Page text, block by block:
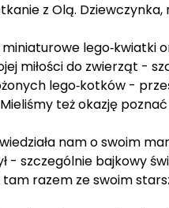
z Olą.
lego‑kwiatki
miłości do zwierząt -
lego‑kotków -
też okazję
nam o swoim
szczególnie bajkowy
razem ze swoim